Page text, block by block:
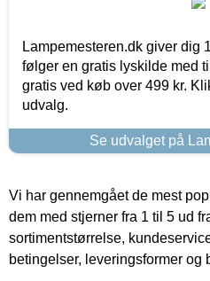
Lampemesteren.dk giver dig
følger en gratis lyskilde med
gratis ved køb over 499 kr.
udvalg.
Se udvalget på
Vi har gennemgået de mest
dem med stjerner fra 1 til 5 ud
sortimentstørrelse,
betingelser, leveringsformer og